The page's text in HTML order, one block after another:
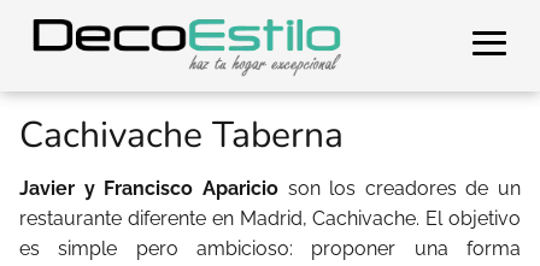
Cachivache Taberna
Javier y Francisco Aparicioson los creadores de un
restaurante diferente en Madrid, Cachivache. El objetivo
es simple pero ambicioso: proponer una forma